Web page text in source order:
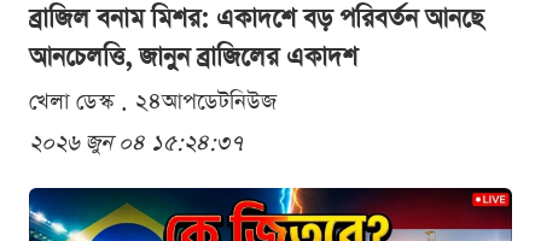
ব্রাজিল বনাম মিশর: একাদশে বড় পরিবর্তন আনছে
আনচেলত্তি, জানুন ব্রাজিলের একাদশ
খেলা ডেস্ক . ২৪আপডেটনিউজ
২০২৬ জুন ০৪ ১৫:২৪:৩৭